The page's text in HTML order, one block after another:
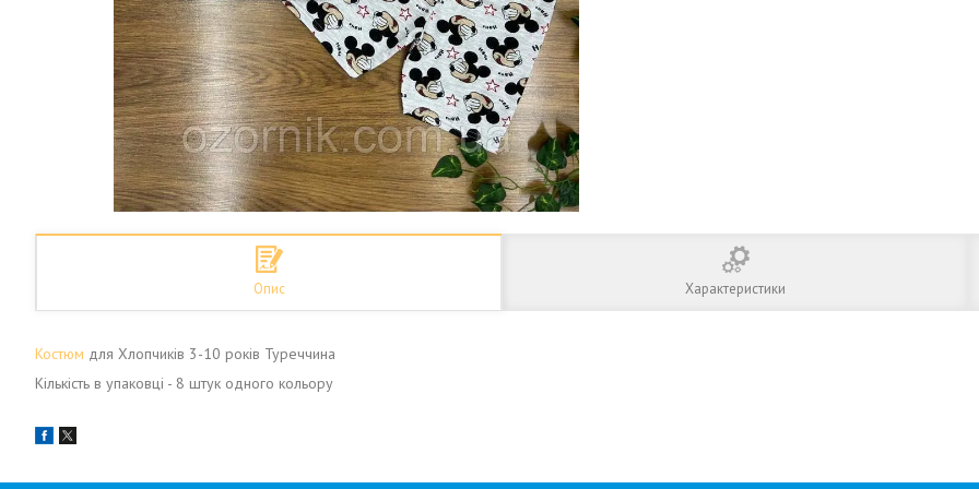
Опис Характеристики
Костюм для Хлопчиків 3-10 років Туреччина
Кількість в упаковці - 8 штук одного кольору